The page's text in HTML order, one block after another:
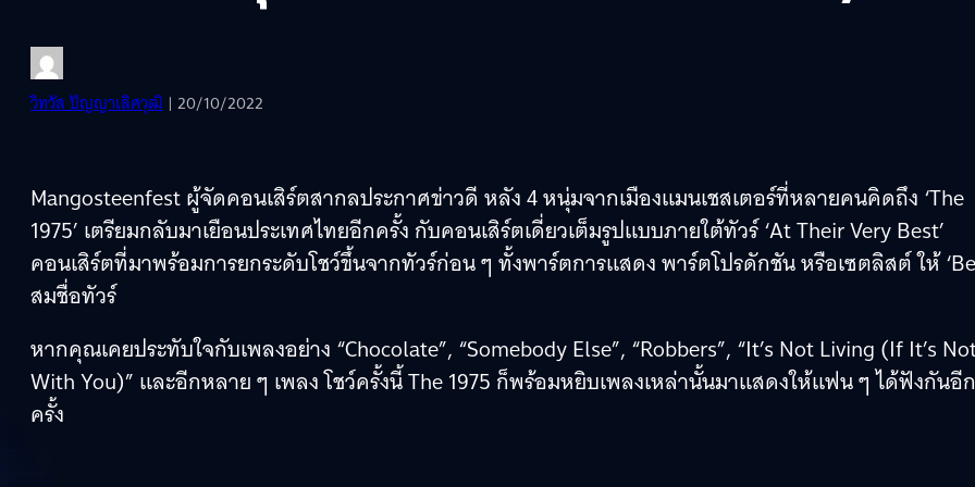
วิทวัส ปัญญาเลิศวุฒิ | 20/10/2022
Mangosteenfest ผู้จัดคอนเสิร์ตสากลประกาศข่าวดี หลัง 4 หนุ่มจากเมืองแมนเชสเตอร์ที่หลายคนคิดถึง ‘The
1975’ เตรียมกลับมาเยือนประเทศไทยอีกครั้ง กับคอนเสิร์ตเดี่ยวเต็มรูปแบบภายใต้ทัวร์ ‘At Their Very Best’
คอนเสิร์ตที่มาพร้อมการยกระดับโชว์ขึ้นจากทัวร์ก่อน ๆ ทั้งพาร์ตการแสดง พาร์ตโปรดักชัน หรือเซตลิสต์ ให้
สมชื่อทัวร์
หากคุณเคยประทับใจกับเพลงอย่าง “Chocolate”, “Somebody Else”, “Robbers”, “It’s Not Living (If It’s
With You)” และอีกหลาย ๆ เพลง โชว์ครั้งนี้ The 1975 ก็พร้อมหยิบเพลงเหล่านั้นมาแสดงให้แฟน ๆ ได้ฟังกันอีก
ครั้ง